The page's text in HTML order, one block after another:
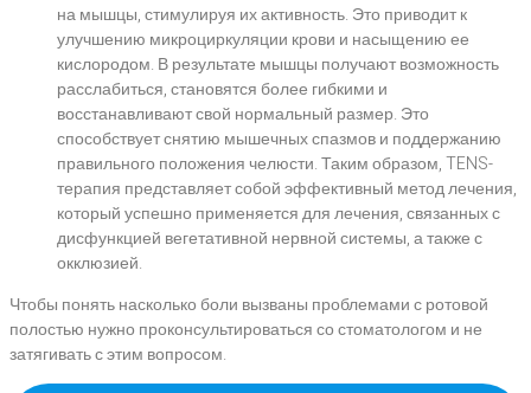
на мышцы, стимулируя их активность. Это приводит к
улучшению микроциркуляции крови и насыщению ее
кислородом. В результате мышцы получают возможность
расслабиться, становятся более гибкими и
восстанавливают свой нормальный размер. Это
способствует снятию мышечных спазмов и поддержанию
правильного положения челюсти. Таким образом, TENS-
терапия представляет собой эффективный метод лечения,
который успешно применяется для лечения, связанных с
дисфункцией вегетативной нервной системы, а также с
окклюзией.
Чтобы понять насколько боли вызваны проблемами с ротовой
полостью нужно проконсультироваться со стоматологом и не
затягивать с этим вопросом.